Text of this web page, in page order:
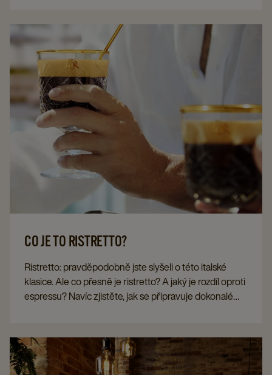
CO JE TO RISTRETTO?
Ristretto: pravděpodobně jste slyšeli o této italské
klasice. Ale co přesně je ristretto? A jaký je rozdíl oproti
espressu? Navíc zjistěte, jak se připravuje dokonalé